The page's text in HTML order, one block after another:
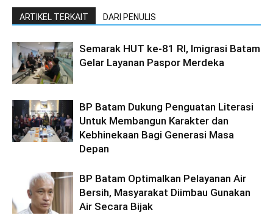
ARTIKEL TERKAIT DARI PENULIS
Semarak HUT ke-81 RI, Imigrasi Batam
Gelar Layanan Paspor Merdeka
BP Batam Dukung Penguatan Literasi
Untuk Membangun Karakter dan
Kebhinekaan Bagi Generasi Masa
Depan
BP Batam Optimalkan Pelayanan Air
Bersih, Masyarakat Diimbau Gunakan
Air Secara Bijak